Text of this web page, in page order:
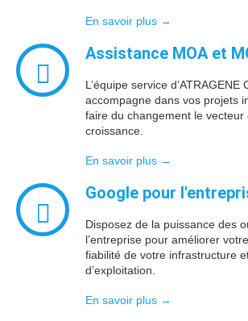
En savoir plus →
Assistance MOAet
L’équipe service d’ATRAGENE
accompagne dans vos projets
faire du changement le vecteur
croissance.
En savoir plus →
Google pour
Disposez de la puissance des
l’entreprise pour améliorer
fiabilité de votre infrastructure
d’exploitation.
En savoir plus →